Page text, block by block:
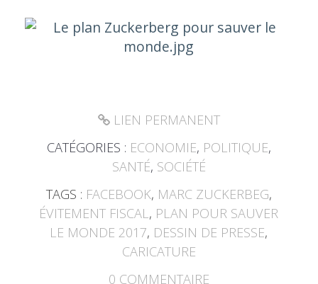
LIEN PERMANENT
CATÉGORIES : ECONOMIE, POLITIQUE,
SANTÉ, SOCIÉTÉ
TAGS : FACEBOOK, MARC ZUCKERBEG,
ÉVITEMENT FISCAL, PLAN POUR SAUVER
LE MONDE 2017, DESSIN DE PRESSE,
CARICATURE
0 COMMENTAIRE